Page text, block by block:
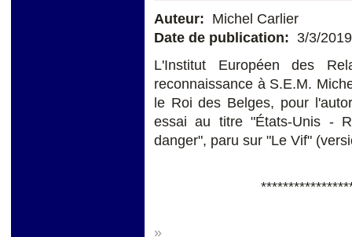
Auteur: Michel Carlier
Date de publication: 3/3/2019
L'Institut Européen des
reconnaissance à S.E.M.
le Roi des Belges, pour
essai au titre "États-Unis -
danger", paru sur "Le Vif"
»